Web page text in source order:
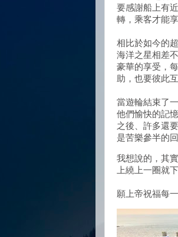
要感謝船上有
轉，乘客才能
相比於如今的
海洋之星相差
豪華的享受，
助，也要彼此
當遊輪結束了
他們愉快的記
之後、許多還
是苦樂參半的
我想說的，其
上繞上一圈就
願上帝祝福每